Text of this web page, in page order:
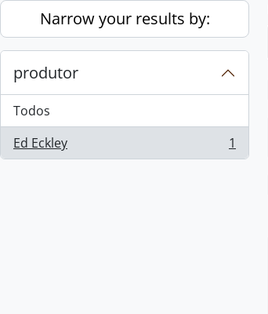
Skip to main content
Narrow your results by:
produtor
Todos
Ed Eckley
, 1 resultados 1